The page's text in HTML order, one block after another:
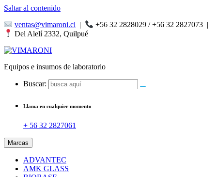
Saltar al contenido
ventas@vimaroni.cl | +56 32 2828029 / +56 32 2827073 |
Del Alelí 2332, Quilpué
Equipos e insumos de laboratorio
Buscar:
Llama en cualquier momento
+ 56 32 2827061
Marcas
ADVANTEC
AMK GLASS